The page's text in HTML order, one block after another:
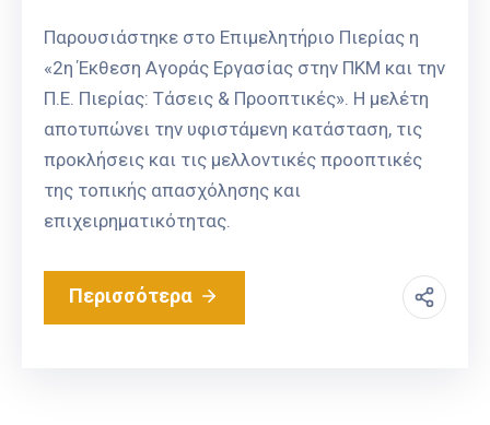
Παρουσιάστηκε στο Επιμελητήριο Πιερίας η
«2η Έκθεση Αγοράς Εργασίας στην ΠΚΜ και την
Π.Ε. Πιερίας: Τάσεις & Προοπτικές». Η μελέτη
αποτυπώνει την υφιστάμενη κατάσταση, τις
προκλήσεις και τις μελλοντικές προοπτικές
της τοπικής απασχόλησης και
επιχειρηματικότητας.
Περισσότερα